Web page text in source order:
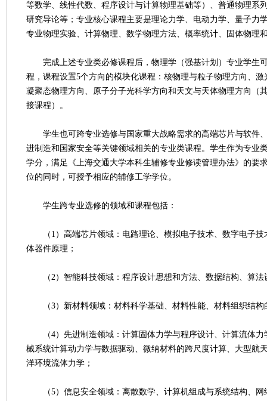
等数学、线性代数、程序设计与计算物理基础等）、普通物理系
研究导论等；专业核心课程主要是理论力学、电动力学、量子力
专业物理实验、计算物理、数学物理方法、概率统计、固体物理
完成上述专业类必修课程后，物理学（强基计划）专业学生
程，课程设置5个方向的模块化课程：核物理与粒子物理方向、
凝聚态物理方向、原子分子光科学方向和天文与天体物理方向（
接课程）。
学生也可跨专业选修与国家重大战略需求的高端芯片与软件
进制造和国家安全等关键领域相关的专业类课程。学生作为专业
学分，满足《上海交通大学本科生辅修专业修读管理办法》的要
位的同时，可授予相应的辅修工学学位。
学生跨专业选修的领域和课程包括：
（1）高端芯片领域：电路理论、模拟电子技术、数字电子技
体器件原理；
（2）智能科技领域：程序设计思想和方法、数据结构、算法
（3）新材料领域：材料科学基础、材料性能、材料组织结构
（4）先进制造领域：计算固体力学与程序设计、计算流体力
械系统计算动力学与数据驱动、微纳材料的跨尺度计算、大型航
洋环境流体力学；
（5）信息安全领域：离散数学、计算机组成与系统结构、网